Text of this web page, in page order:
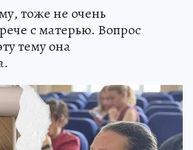
тоже не очень
с матерью. Вопрос
тему она